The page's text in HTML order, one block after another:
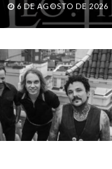
6 DE AGOSTO DE 2026